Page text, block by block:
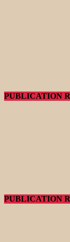
PUBLICATION
PUBLICATION